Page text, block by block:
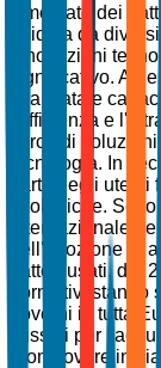
Il mercato dei
guidata da
innovazioni
significativo. Ad
avanzata e
l'efficienza e
cerca di
tecnologia. In
parte degli
ecologiche.
Internazionale
nell'adozione di
trattori usati, dal
normativi
governi in tutta
sussidi per
promuovere